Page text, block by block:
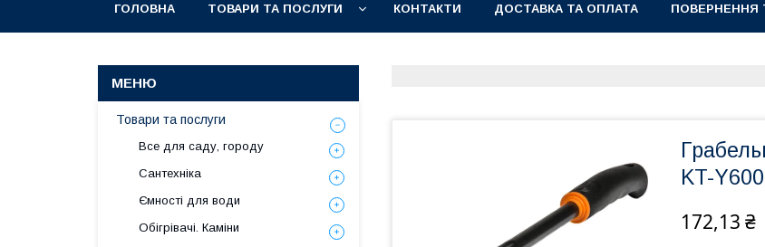
ГОЛОВНА ТОВАРИ ТА ПОСЛУГИ КОНТАКТИ ДОСТАВКА ТА ОПЛАТА ПОВЕРНЕННЯ
KT-
172,13 ₴
Товари та послуги
Все для саду, городу
Сантехніка
Ємності для води
Обігрівачі. Каміни